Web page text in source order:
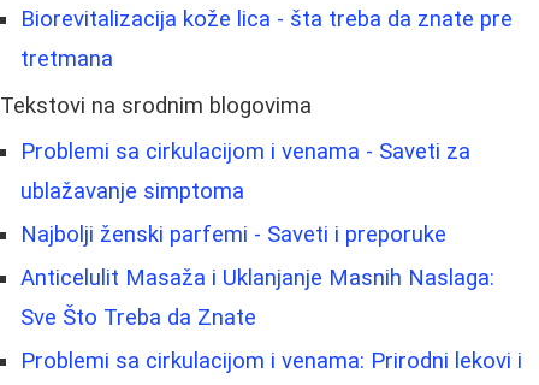
Biorevitalizacija kože lica - šta treba da znate pre
tretmana
Tekstovi na srodnim blogovima
Problemi sa cirkulacijom i venama - Saveti za
ublažavanje simptoma
Najbolji ženski parfemi - Saveti i preporuke
Anticelulit Masaža i Uklanjanje Masnih Naslaga:
Sve Što Treba da Znate
Problemi sa cirkulacijom i venama: Prirodni lekovi i